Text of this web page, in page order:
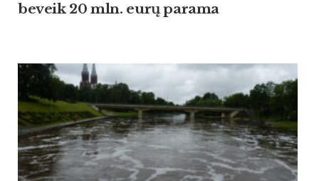
beveik 20 mln. eurų parama